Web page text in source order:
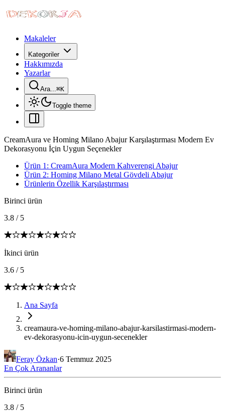
Makaleler
Kategoriler
Hakkımızda
Yazarlar
Ara...⌘K
Toggle theme
CreamAura ve Homing Milano Abajur Karşılaştırması Modern Ev
Dekorasyonu İçin Uygun Seçenekler
Ürün 1: CreamAura Modern Kahverengi Abajur
Ürün 2: Homing Milano Metal Gövdeli Abajur
Ürünlerin Özellik Karşılaştırması
Birinci ürün
3.8 / 5
İkinci ürün
3.6 / 5
Ana Sayfa
creamaura-ve-homing-milano-abajur-karsilastirmasi-modern-
ev-dekorasyonu-icin-uygun-secenekler
Feray Özkan·6 Temmuz 2025
En Çok Arananlar
Birinci ürün
3.8 / 5